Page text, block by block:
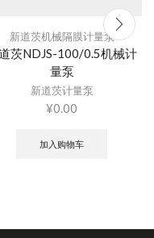
新道茨机械隔膜计量泵
茨NDJS-100/0.5机械计
量泵
新道茨计量泵
¥0.00
加入购物车